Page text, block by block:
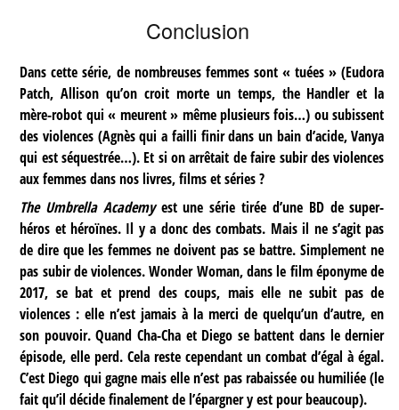
Conclusion
Dans cette série, de nombreuses femmes sont « tuées » (Eudora
Patch, Allison qu’on croit morte un temps, the Handler et la
mère-robot qui « meurent » même plusieurs fois…) ou subissent
des violences (Agnès qui a failli finir dans un bain d’acide, Vanya
qui est séquestrée…). Et si on arrêtait de faire subir des violences
aux femmes dans nos livres, films et séries ?
The Umbrella Academyest une série tirée d’une BD de super-
héros et héroïnes. Il y a donc des combats. Mais il ne s’agit pas
de dire que les femmes ne doivent pas se battre. Simplement ne
pas subir de violences. Wonder Woman, dans le film éponyme de
2017, se bat et prend des coups, mais elle ne subit pas de
violences : elle n’est jamais à la merci de quelqu’un d’autre, en
son pouvoir. Quand Cha-Cha et Diego se battent dans le dernier
épisode, elle perd. Cela reste cependant un combat d’égal à égal.
C’est Diego qui gagne mais elle n’est pas rabaissée ou humiliée (le
fait qu’il décide finalement de l’épargner y est pour beaucoup).